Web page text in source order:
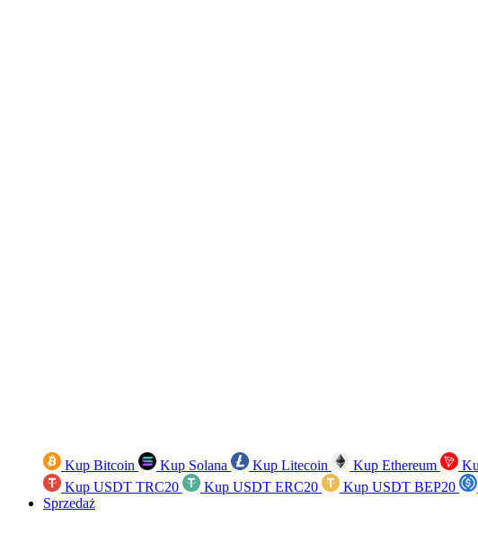
Kup Bitcoin Kup Solana Kup Litecoin Kup Ethereum
Kup USDT TRC20
Kup USDT ERC20 Kup USDT BEP20
Sprzedaż